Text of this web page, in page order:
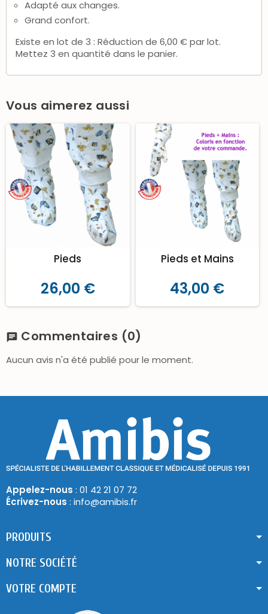
Adapté aux changes.
Grand confort.
Existe en lot de 3 : Réduction de 6,00 € par lot.
Mettez 3 en quantité dans le panier.
Vous aimerez aussi
Pieds
26,00 €
Pieds et Mains
43,00 €
chat Commentaires (0)
Aucun avis n'a été publié pour le moment.
Appelez-nous : 01 42 21 07 72
Écrivez-nous : info@amibis.fr
PRODUITS
NOTRE SOCIÉTÉ
VOTRE COMPTE